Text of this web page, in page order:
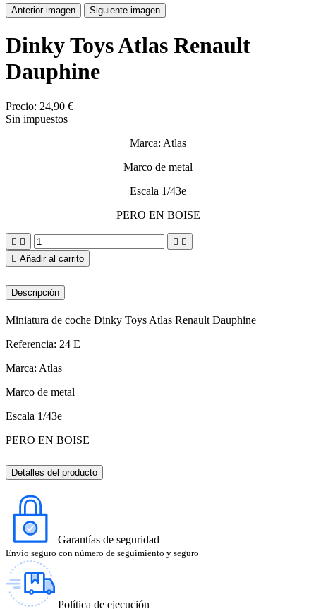
Anterior imagen Siguiente imagen
Dinky Toys Atlas Renault
Dauphine
Precio: 24,90 €
Sin impuestos
Marca: Atlas
Marco de metal
Escala 1/43e
PERO EN BOISE
   
 Añadir al carrito
Descripción
Miniatura de coche Dinky Toys Atlas Renault Dauphine
Referencia: 24 E
Marca: Atlas
Marco de metal
Escala 1/43e
PERO EN BOISE
Detalles del producto
Garantías de seguridad
Envío seguro con número de seguimiento y seguro
Política de ejecución